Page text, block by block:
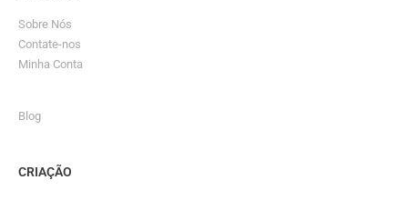
Sobre Nós
Contate-nos
Minha Conta
Blog
CRIAÇÃO